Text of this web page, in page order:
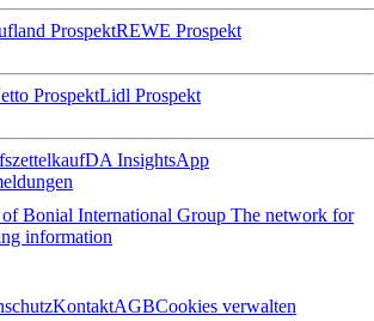
ProspektREWE Prospekt
ProspektLidl Prospekt
kaufDA InsightsApp
Bonial International Group The network for
information
KontaktAGBCookies verwalten